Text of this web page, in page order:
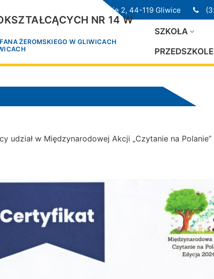
ul. Przedwiośnie 2, 44-119 Gliwice
NR 14 W
ŻEROMSKIEGO W GLIWICACH
SZKOŁA
PRZEDSZKOLE
udział w Międzynarodowej Akcji „Czytanie na